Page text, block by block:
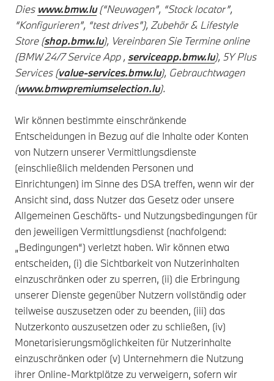
Dies www.bmw.lu(“Neuwagen”, “Stock locator”,
“Konfigurieren”, “test drives”), Zubehör & Lifestyle
Store (shop.bmw.lu), Vereinbaren Sie Termine online
(BMW 24/7 Service App , serviceapp.bmw.lu), 5Y Plus
Services (value-services.bmw.lu), Gebrauchtwagen
(www.bmwpremiumselection.lu).
Wir können bestimmte einschränkende
Entscheidungen in Bezug auf die Inhalte oder Konten
von Nutzern unserer Vermittlungsdienste
(einschließlich meldenden Personen und
Einrichtungen) im Sinne des DSA treffen, wenn wir der
Ansicht sind, dass Nutzer das Gesetz oder unsere
Allgemeinen Geschäfts- und Nutzungsbedingungen für
den jeweiligen Vermittlungsdienst (nachfolgend:
„Bedingungen“) verletzt haben. Wir können etwa
entscheiden, (i) die Sichtbarkeit von Nutzerinhalten
einzuschränken oder zu sperren, (ii) die Erbringung
unserer Dienste gegenüber Nutzern vollständig oder
teilweise auszusetzen oder zu beenden, (iii) das
Nutzerkonto auszusetzen oder zu schließen, (iv)
Monetarisierungsmöglichkeiten für Nutzerinhalte
einzuschränken oder (v) Unternehmern die Nutzung
ihrer Online-Marktplätze zu verweigern, sofern wir